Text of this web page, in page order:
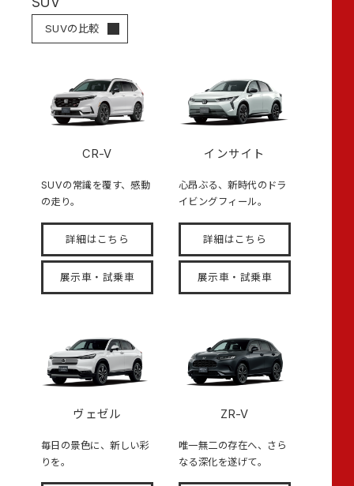
SUVの比較
CR-V
SUVの常識を覆す、感動
の走り。
詳細はこちら
展示車・試乗車
インサイト
心昂ぶる、新時代のドラ
イビングフィール。
詳細はこちら
展示車・試乗車
ヴェゼル
毎日の景色に、新しい彩
りを。
ZR-V
唯一無二の存在へ、さら
なる深化を遂げて。